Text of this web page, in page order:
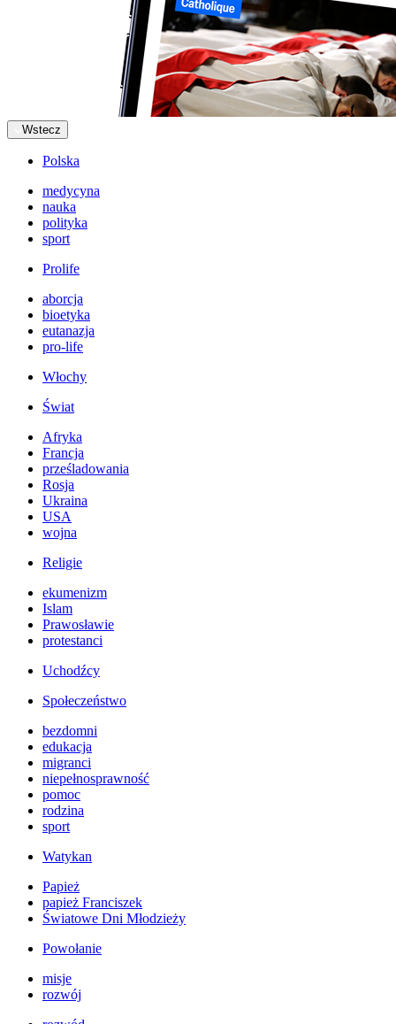
Wstecz
Polska
medycyna
nauka
polityka
sport
Prolife
aborcja
bioetyka
eutanazja
pro-life
Włochy
Świat
Afryka
Francja
prześladowania
Rosja
Ukraina
USA
wojna
Religie
ekumenizm
Islam
Prawosławie
protestanci
Uchodźcy
Społeczeństwo
bezdomni
edukacja
migranci
niepełnosprawność
pomoc
rodzina
sport
Watykan
Papież
papież Franciszek
Światowe Dni Młodzieży
Powołanie
misje
rozwój